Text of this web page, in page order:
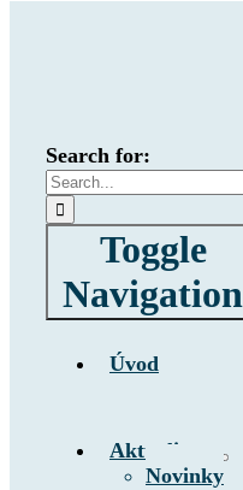
Search for:
Toggle
Navigation
Úvod
Aktuality
Novinky